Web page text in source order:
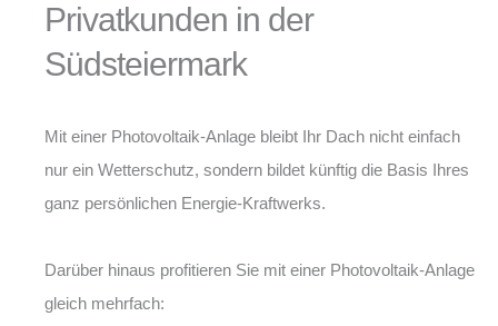
Privatkunden in der
Südsteiermark
Mit einer Photovoltaik-Anlage bleibt Ihr Dach nicht einfach
nur ein Wetterschutz, sondern bildet künftig die Basis Ihres
ganz persönlichen Energie-Kraftwerks.
Darüber hinaus profitieren Sie mit einer Photovoltaik-Anlage
gleich mehrfach: